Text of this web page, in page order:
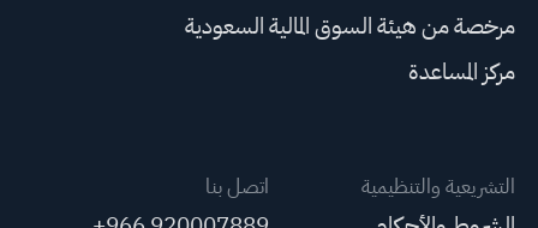
مرخصة من هيئة السوق المالية السعودية
مركز المساعدة
التشريعية والتنظيمية اتصل بنا